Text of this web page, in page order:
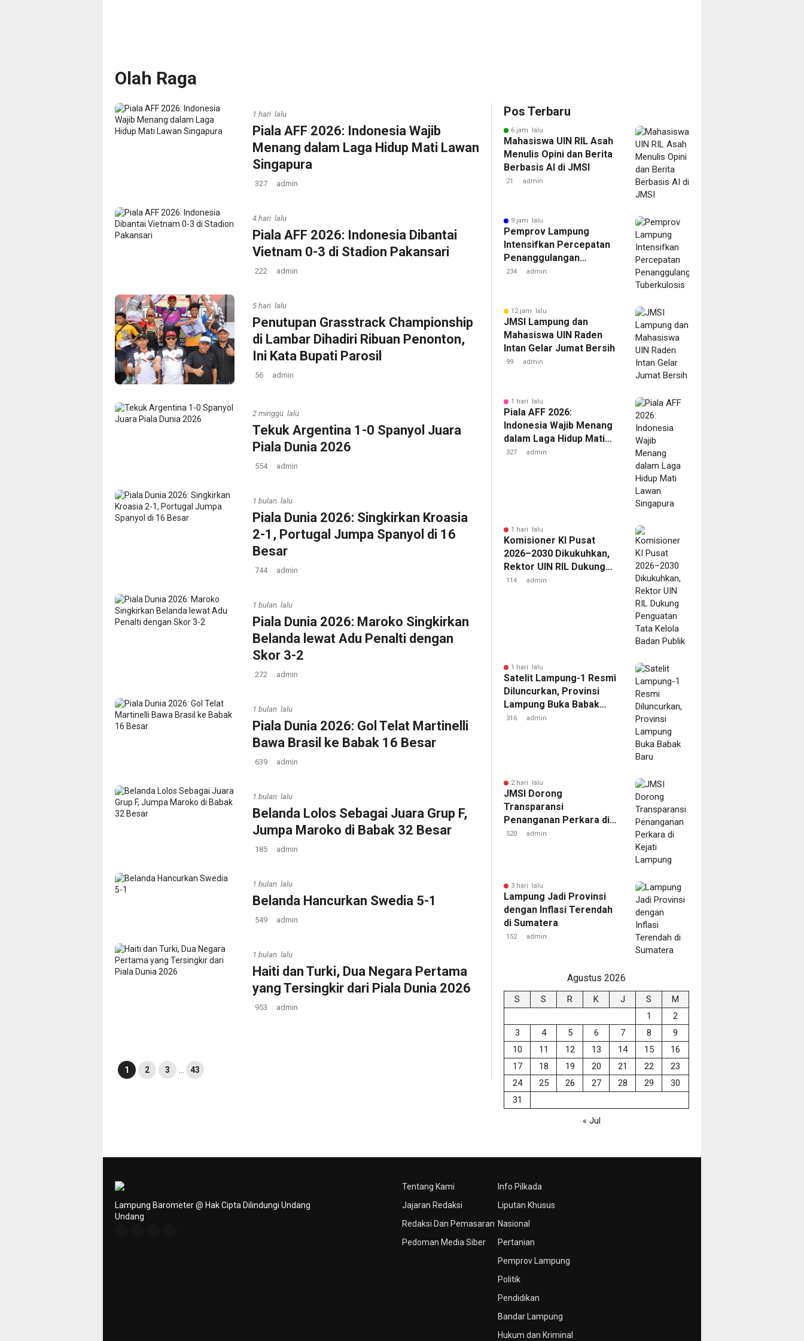
Olah Raga
1 hari lalu
Piala AFF 2026: Indonesia Wajib
Menang dalam Laga Hidup Mati Lawan
Singapura
327 admin
4 hari lalu
Piala AFF 2026: Indonesia Dibantai
Vietnam 0-3 di Stadion Pakansari
222 admin
5 hari lalu
Penutupan Grasstrack Championship
di Lambar Dihadiri Ribuan Penonton,
Ini Kata Bupati Parosil
56 admin
2 minggu lalu
Tekuk Argentina 1-0 Spanyol Juara
Piala Dunia 2026
554 admin
1 bulan lalu
Piala Dunia 2026: Singkirkan Kroasia
2-1, Portugal Jumpa Spanyol di 16
Besar
744 admin
1 bulan lalu
Piala Dunia 2026: Maroko Singkirkan
Belanda lewat Adu Penalti dengan
Skor 3-2
272 admin
1 bulan lalu
Piala Dunia 2026: Gol Telat Martinelli
Bawa Brasil ke Babak 16 Besar
639 admin
1 bulan lalu
‎Belanda Lolos Sebagai Juara Grup F,
Jumpa Maroko di Babak 32 Besar ‎ ‎
185 admin
1 bulan lalu
Belanda Hancurkan Swedia 5-1
549 admin
1 bulan lalu
Haiti dan Turki, Dua Negara Pertama
yang Tersingkir dari Piala Dunia 2026
953 admin
1 2 3 43
Pos Terbaru
6 jam lalu
Mahasiswa UIN RIL Asah
Menulis Opini dan Berita
Berbasis AI di JMSI
21 admin
9 jam lalu
Pemprov Lampung
Intensifkan Percepatan
Penanggulangan
Tuberkulosis
234 admin
12 jam lalu
JMSI Lampung dan
Mahasiswa UIN Raden
Intan Gelar Jumat Bersih
99 admin
1 hari lalu
Piala AFF 2026:
Indonesia Wajib Menang
dalam Laga Hidup Mati
Lawan Singapura
327 admin
1 hari lalu
Komisioner KI Pusat
2026–2030 Dikukuhkan,
Rektor UIN RIL Dukung
Penguatan Tata Kelola
114 admin
1 hari lalu
Satelit Lampung-1 Resmi
Diluncurkan, Provinsi
Lampung Buka Babak
Baru
316 admin
2 hari lalu
JMSI Dorong
Transparansi
Penanganan Perkara di
Kejati Lampung
520 admin
3 hari lalu
Lampung Jadi Provinsi
dengan Inflasi Terendah
di Sumatera
152 admin
Agustus 2026
S S R K J S
M
1
2
3
4 5 6 7 8
9
10
11 12 13 14 15
16
17
18 19 20 21 22
23
24
25 26 27 28 29
30
31
« Jul
Tentang Kami
Jajaran Redaksi
Redaksi Dan Pemasaran
Pedoman Media Siber
Info Pilkada
Liputan Khusus
Nasional
Pertanian
Pemprov Lampung
Politik
Pendidikan
Bandar Lampung
Hukum dan Kriminal
Lampung Barometer @ Hak Cipta Dilindungi Undang
Undang